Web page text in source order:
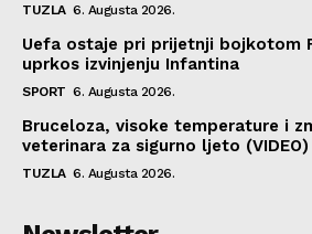
TUZLA 6. Augusta 2026.
Uefa ostaje pri prijetnji bojkotom
uprkos izvinjenju Infantina
SPORT 6. Augusta 2026.
Bruceloza, visoke temperature i
veterinara za sigurno ljeto (VIDEO)
TUZLA 6. Augusta 2026.